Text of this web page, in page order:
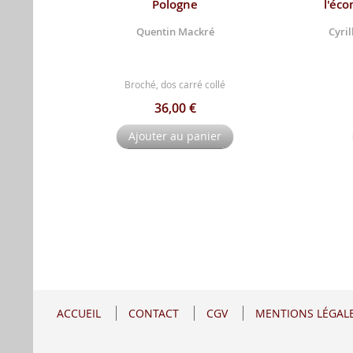
Pologne
Quentin Mackré
Broché, dos carré collé
36,00 €
Ajouter au panier
ACCUEIL CONTACT CGV MENTIONS